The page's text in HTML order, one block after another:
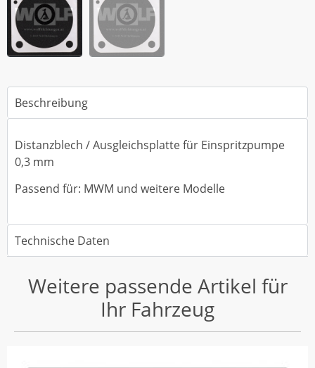
Beschreibung
Distanzblech / Ausgleichsplatte für Einspritzpumpe
0,3 mm
Passend für: MWM und weitere Modelle
Technische Daten
Weitere passende Artikel für
Ihr Fahrzeug